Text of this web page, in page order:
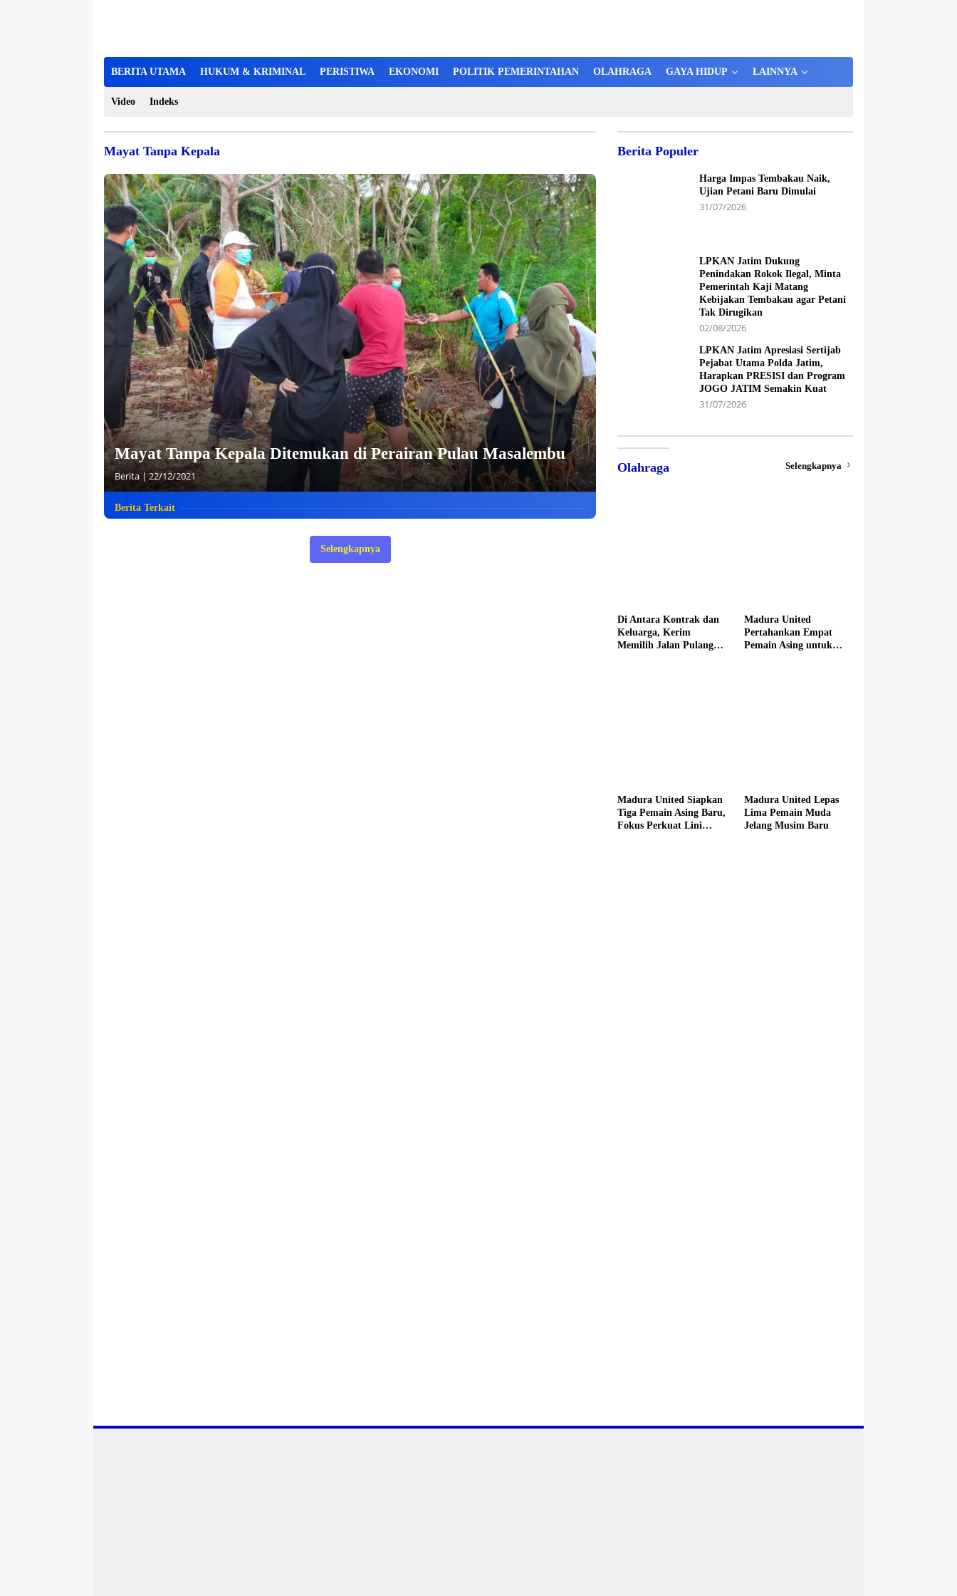
BERITA UTAMA HUKUM & KRIMINAL PERISTIWA EKONOMI POLITIK PEMERINTAHAN OLAHRAGA GAYA HIDUP LAINNYA
Video Indeks
Mayat Tanpa Kepala
Mayat Tanpa Kepala Ditemukan di Perairan Pulau Masalembu
Berita |22/12/2021
Berita Terkait
Selengkapnya
Berita Populer
Harga Impas Tembakau Naik,
Ujian Petani Baru Dimulai
31/07/2026
LPKAN Jatim Dukung
Penindakan Rokok Ilegal, Minta
Pemerintah Kaji Matang
Kebijakan Tembakau agar Petani
Tak Dirugikan
02/08/2026
LPKAN Jatim Apresiasi Sertijab
Pejabat Utama Polda Jatim,
Harapkan PRESISI dan Program
JOGO JATIM Semakin Kuat
31/07/2026
Olahraga Selengkapnya
Di Antara Kontrak dan
Keluarga, Kerim
Memilih Jalan Pulang
Madura United
Pertahankan Empat
Pemain Asing untuk
Madura United Siapkan
Tiga Pemain Asing Baru,
Fokus Perkuat Lini
Madura United Lepas
Lima Pemain Muda
Jelang Musim Baru